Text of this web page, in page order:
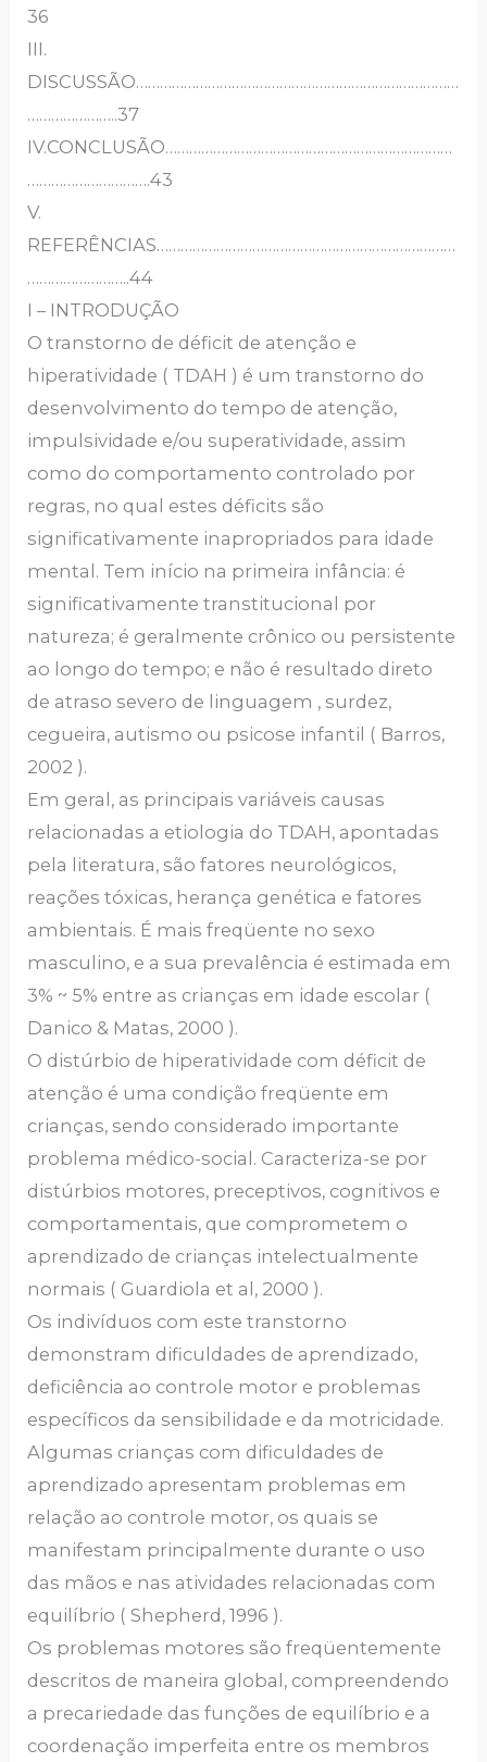
36
III.
DISCUSSÃO………………………………………………………………………
…………………..37
IV.CONCLUSÃO………………………………………………………………
………………………….43
V.
REFERÊNCIAS…………………………………………………………………
……………………..44
I – INTRODUÇÃO
O transtorno de déficit de atenção e
hiperatividade ( TDAH ) é um transtorno do
desenvolvimento do tempo de atenção,
impulsividade e/ou superatividade, assim
como do comportamento controlado por
regras, no qual estes déficits são
significativamente inapropriados para idade
mental. Tem início na primeira infância: é
significativamente transtitucional por
natureza; é geralmente crônico ou persistente
ao longo do tempo; e não é resultado direto
de atraso severo de linguagem , surdez,
cegueira, autismo ou psicose infantil ( Barros,
2002 ).
Em geral, as principais variáveis causas
relacionadas a etiologia do TDAH, apontadas
pela literatura, são fatores neurológicos,
reações tóxicas, herança genética e fatores
ambientais. É mais freqüente no sexo
masculino, e a sua prevalência é estimada em
3% ~ 5% entre as crianças em idade escolar (
Danico & Matas, 2000 ).
O distúrbio de hiperatividade com déficit de
atenção é uma condição freqüente em
crianças, sendo considerado importante
problema médico-social. Caracteriza-se por
distúrbios motores, preceptivos, cognitivos e
comportamentais, que comprometem o
aprendizado de crianças intelectualmente
normais ( Guardiola et al, 2000 ).
Os indivíduos com este transtorno
demonstram dificuldades de aprendizado,
deficiência ao controle motor e problemas
específicos da sensibilidade e da motricidade.
Algumas crianças com dificuldades de
aprendizado apresentam problemas em
relação ao controle motor, os quais se
manifestam principalmente durante o uso
das mãos e nas atividades relacionadas com
equilíbrio ( Shepherd, 1996 ).
Os problemas motores são freqüentemente
descritos de maneira global, compreendendo
a precariedade das funções de equilíbrio e a
coordenação imperfeita entre os membros